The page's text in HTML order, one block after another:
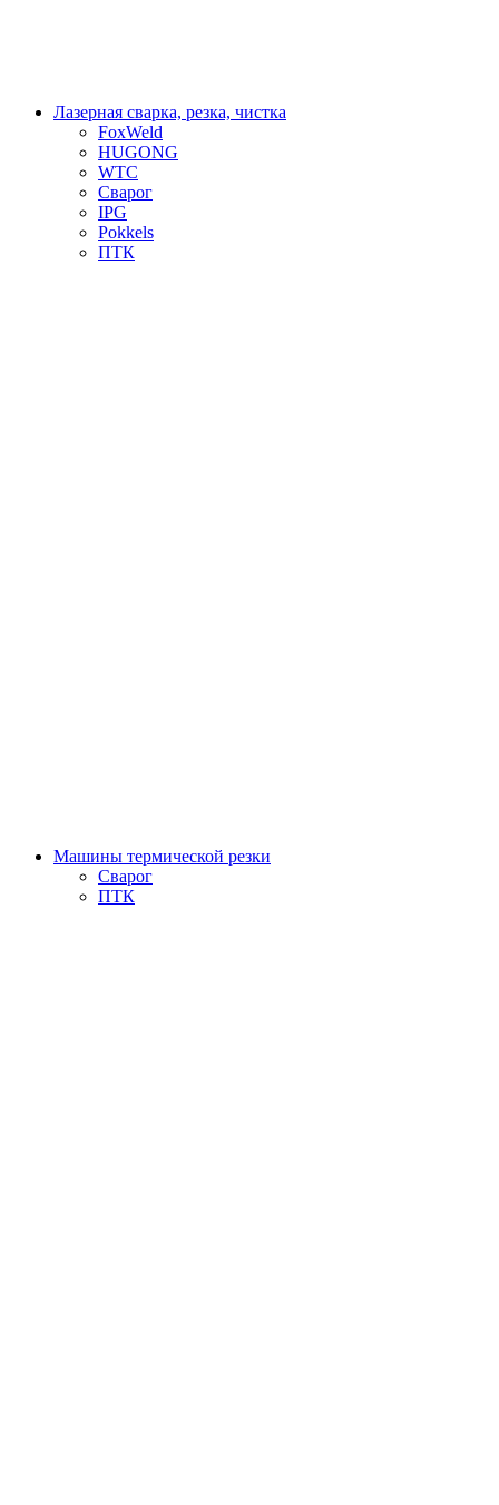
Лазерная сварка, резка, чистка
FoxWeld
HUGONG
WTC
Сварог
IPG
Pokkels
ПТК
Машины термической резки
Сварог
ПТК